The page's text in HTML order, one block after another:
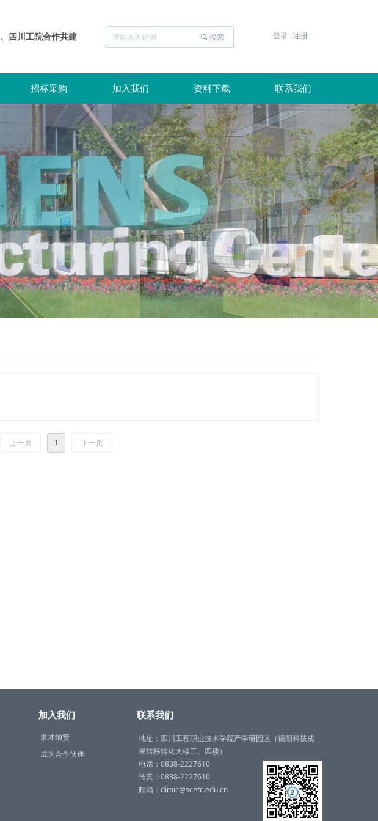
끠 搜索 登录 注册
、四川工院合作共建
招标采购 加入我们 资料下载 联系我们
上一页 1 下一页
求才纳贤
成为合作伙伴
加入我们 联系我们
地址：四川工程职业技术学院产学研园区（德阳科技成
果转移转化大楼三、四楼）
电话：0838-2227610
传真：0838-2227610
邮箱：dimic@scetc.edu.cn